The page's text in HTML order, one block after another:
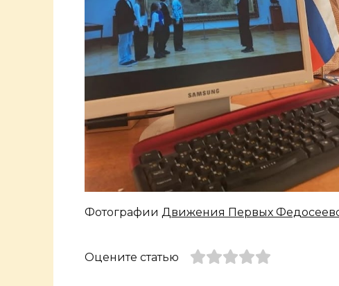
Фотографии Движения Первых
Оцените статью